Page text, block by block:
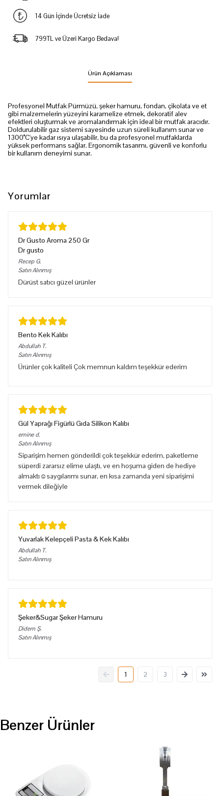
14 Gün İçinde Ücretsiz İade
799TL ve Üzeri Kargo Bedava!
Ürün Açıklaması
Profesyonel Mutfak Pürmüzü, şeker hamuru, fondan, çikolata ve et
gibi malzemelerin yüzeyini karamelize etmek, dekoratif alev
efektleri oluşturmak ve aromalandırmak için ideal bir mutfak aracıdır.
Doldurulabilir gaz sistemi sayesinde uzun süreli kullanım sunar ve
1300°C'ye kadar ısıya ulaşabilir, bu da profesyonel mutfaklarda
yüksek performans sağlar. Ergonomik tasarımı, güvenli ve konforlu
bir kullanım deneyimi sunar.
Yorumlar
Dr Gusto Aroma 250 Gr
Dr gusto
Recep G.
Satın Alınmış
Dürüst satıcı güzel ürünler
Bento Kek Kalıbı
Abdullah T.
Satın Alınmış
Ürünler çok kaliteli Çok memnun kaldım teşekkür ederim
Gül Yaprağı Figürlü Gıda Silikon Kalıbı
emine d.
Satın Alınmış
Siparişim hemen gönderildi çok teşekkür ederim, paketleme
süperdi zararsız elime ulaştı, ve en hoşuma giden de hediye
almaktı☺️saygılarımı sunar, en kısa zamanda yeni siparişimi
vermek dileğiyle
Yuvarlak Kelepçeli Pasta & Kek Kalıbı
Abdullah T.
Satın Alınmış
Şeker&Sugar Şeker Hamuru
Didem Ş.
Satın Alınmış
1 2 3
Benzer Ürünler